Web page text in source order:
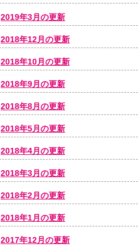
2019年3月の更新
2018年12月の更新
2018年10月の更新
2018年9月の更新
2018年8月の更新
2018年5月の更新
2018年4月の更新
2018年3月の更新
2018年2月の更新
2018年1月の更新
2017年12月の更新